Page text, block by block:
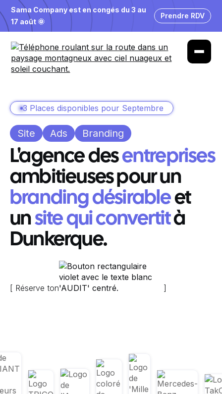
Sama Company est en congés du 3 au
17 août 🌞
Prendre RDV
3 Places disponibles pour Septembre
Site Ads Branding
L'agence desentreprises
ambitieuses pour un
branding désirableet
unsite qui convertità
Dunkerque.
[ Réserve ton ]